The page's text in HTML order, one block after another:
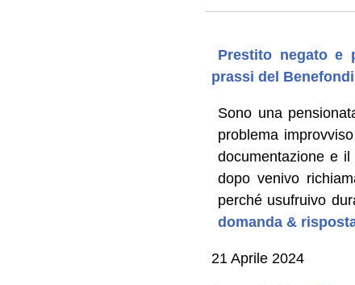
Prestito negato e
prassi del
Sono una
problema
documentazione e
dopo venivo
perché usufruivo
domanda &
21 Aprile 2024